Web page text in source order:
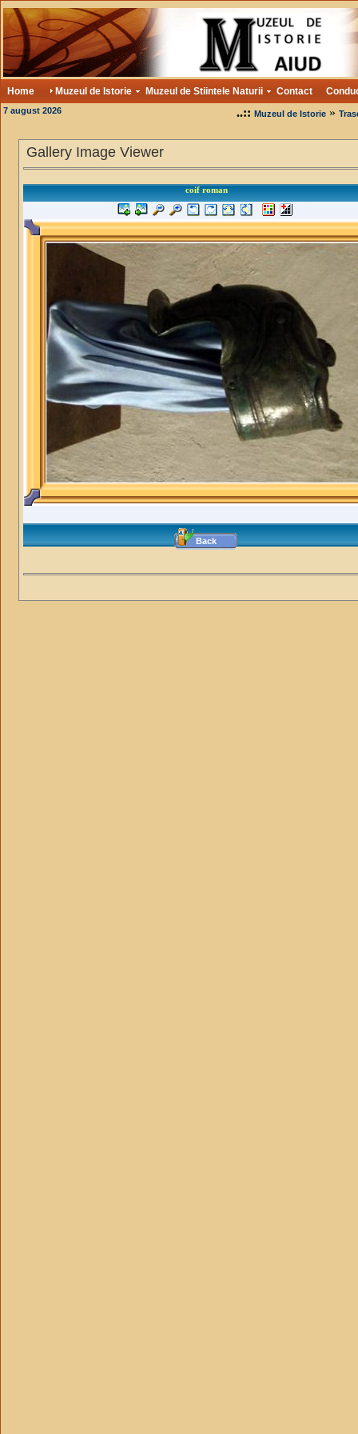
Home Muzeul de Istorie Muzeul de Stiintele Naturii Contact
7 august 2026 ..:: Muzeul de Istorie»
Gallery Image Viewer
coif roman